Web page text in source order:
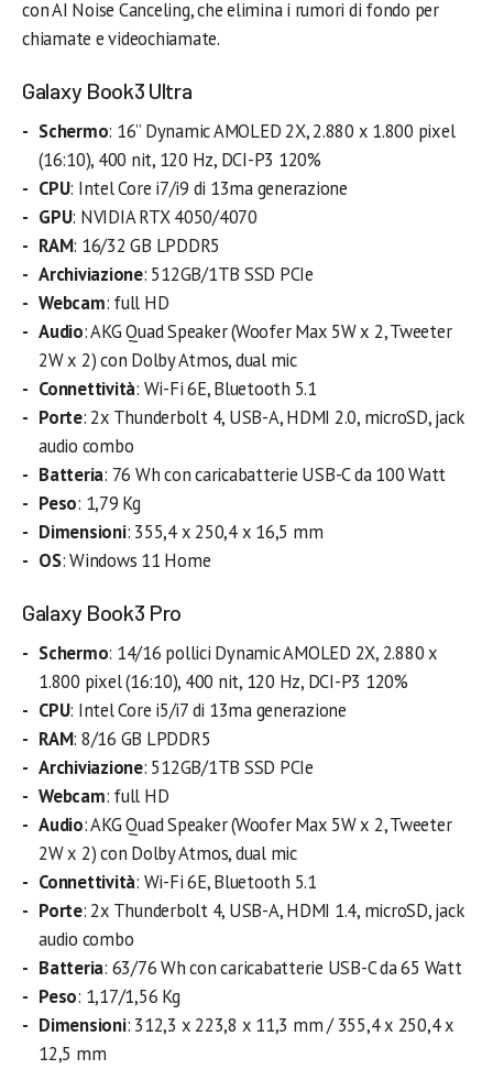
con AI Noise Canceling, che elimina i rumori di fondo per
chiamate e videochiamate.
Galaxy Book3 Ultra
Schermo: 16” Dynamic AMOLED 2X, 2.880 x 1.800 pixel
(16:10), 400 nit, 120 Hz, DCI-P3 120%
CPU: Intel Core i7/i9 di 13ma generazione
GPU: NVIDIA RTX 4050/4070
RAM: 16/32 GB LPDDR5
Archiviazione: 512GB/1TB SSD PCIe
Webcam: full HD
Audio: AKG Quad Speaker (Woofer Max 5W x 2, Tweeter
2W x 2) con Dolby Atmos, dual mic
Connettività: Wi-Fi 6E, Bluetooth 5.1
Porte: 2x Thunderbolt 4, USB-A, HDMI 2.0, microSD, jack
audio combo
Batteria: 76 Wh con caricabatterie USB-C da 100 Watt
Peso: 1,79 Kg
Dimensioni: 355,4 x 250,4 x 16,5 mm
OS: Windows 11 Home
Galaxy Book3 Pro
Schermo: 14/16 pollici Dynamic AMOLED 2X, 2.880 x
1.800 pixel (16:10), 400 nit, 120 Hz, DCI-P3 120%
CPU: Intel Core i5/i7 di 13ma generazione
RAM: 8/16 GB LPDDR5
Archiviazione: 512GB/1TB SSD PCIe
Webcam: full HD
Audio: AKG Quad Speaker (Woofer Max 5W x 2, Tweeter
2W x 2) con Dolby Atmos, dual mic
Connettività: Wi-Fi 6E, Bluetooth 5.1
Porte: 2x Thunderbolt 4, USB-A, HDMI 1.4, microSD, jack
audio combo
Batteria: 63/76 Wh con caricabatterie USB-C da 65 Watt
Peso: 1,17/1,56 Kg
Dimensioni: 312,3 x 223,8 x 11,3 mm / 355,4 x 250,4 x
12,5 mm